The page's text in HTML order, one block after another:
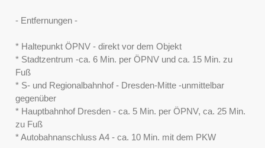
- Entfernungen -
* Haltepunkt ÖPNV - direkt vor dem Objekt
* Stadtzentrum -ca. 6 Min. per ÖPNV und ca. 15 Min. zu
Fuß
* S- und Regionalbahnhof - Dresden-Mitte -unmittelbar
gegenüber
* Hauptbahnhof Dresden - ca. 5 Min. per ÖPNV, ca. 25 Min.
zu Fuß
* Autobahnanschluss A4 - ca. 10 Min. mit dem PKW